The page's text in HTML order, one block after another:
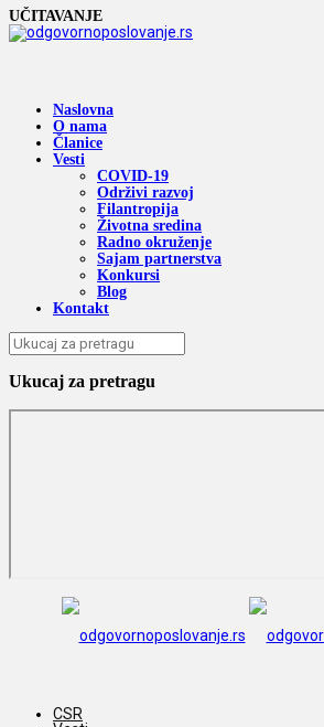
UČITAVANJE
Naslovna
O nama
Članice
Vesti
COVID-19
Održivi razvoj
Filantropija
Životna sredina
Radno okruženje
Sajam partnerstva
Konkursi
Blog
Kontakt
Ukucaj za pretragu
CSR